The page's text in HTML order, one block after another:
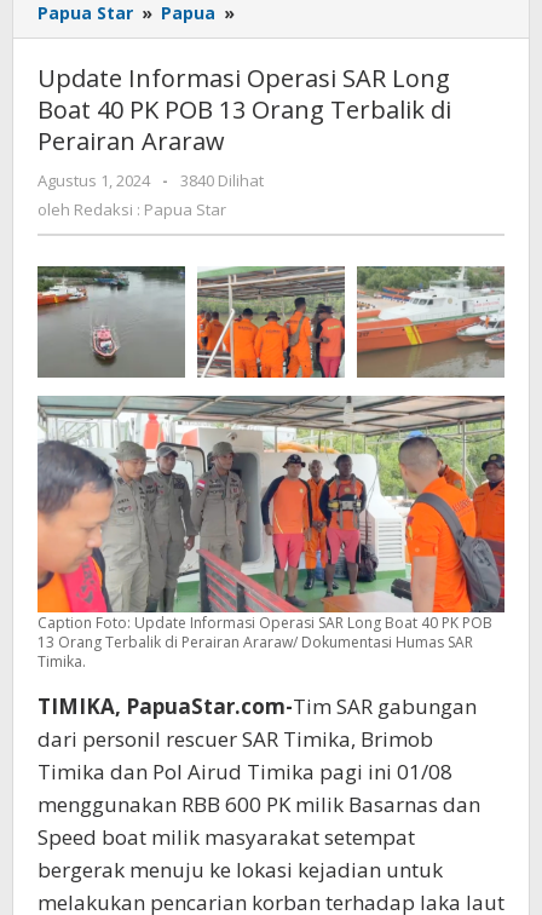
Papua Star » Papua »
Informasi
SAR
Long
PK
13
Orang
Terbalik
di
Perairan
Araraw
Update Informasi Operasi SAR Long
Boat 40 PK POB 13 Orang Terbalik di
Perairan Araraw
Agustus 1, 2024
oleh
Redaksi
Star
-
3840 Dilihat
oleh Redaksi : Papua Star
Caption Foto: Update Informasi Operasi SAR Long Boat 40 PK POB
13 Orang Terbalik di Perairan Araraw/ Dokumentasi Humas SAR
Timika.
TIMIKA, PapuaStar.com-Tim SAR gabungan
dari personil rescuer SAR Timika, Brimob
Timika dan Pol Airud Timika pagi ini 01/08
menggunakan RBB 600 PK milik Basarnas dan
Speed boat milik masyarakat setempat
bergerak menuju ke lokasi kejadian untuk
melakukan pencarian korban terhadap laka laut